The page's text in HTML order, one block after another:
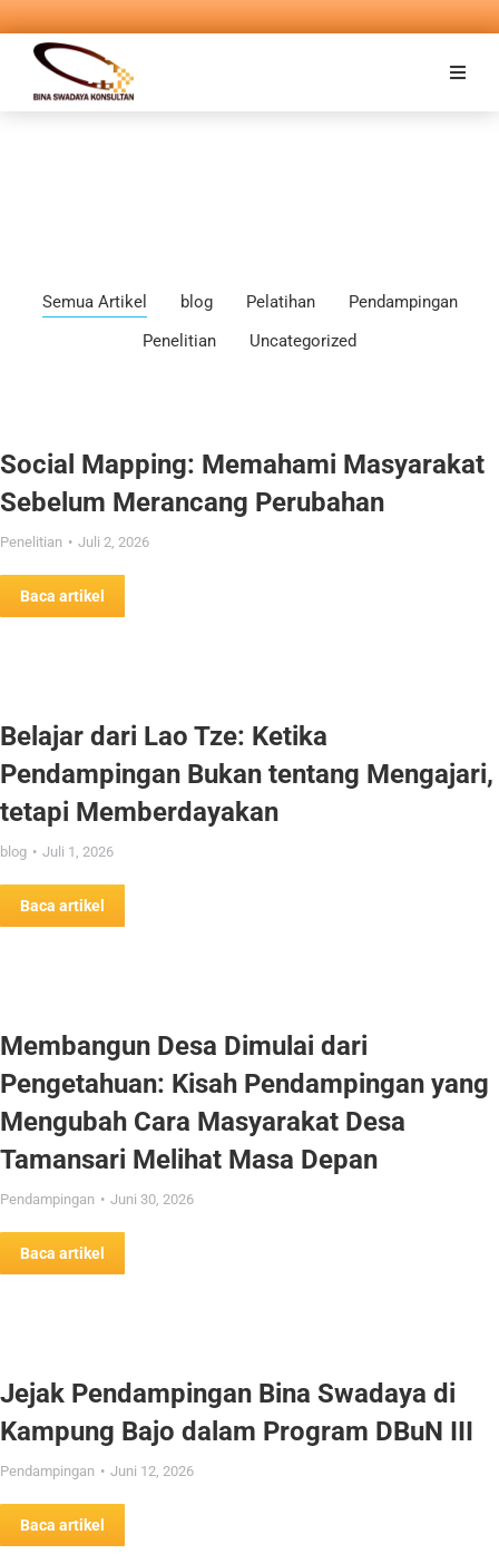
Semua Artikel blog Pelatihan
Pendampingan
Penelitian
Uncategorized
Social Mapping: Memahami Masyarakat
Sebelum Merancang Perubahan
Penelitian Juli 2, 2026
Baca artikel
Belajar dari Lao Tze: Ketika
Pendampingan Bukan tentang Mengajari,
tetapi Memberdayakan
blog Juli 1, 2026
Baca artikel
Membangun Desa Dimulai dari
Pengetahuan: Kisah Pendampingan yang
Mengubah Cara Masyarakat Desa
Tamansari Melihat Masa Depan
Pendampingan Juni 30, 2026
Baca artikel
Jejak Pendampingan Bina Swadaya di
Kampung Bajo dalam Program DBuN III
Pendampingan Juni 12, 2026
Baca artikel